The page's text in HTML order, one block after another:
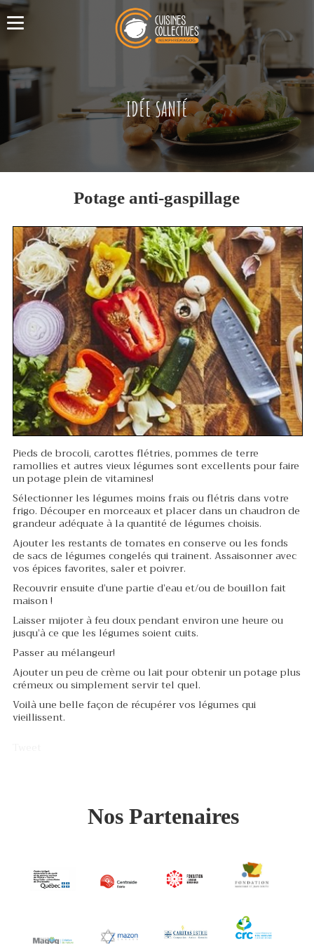
IDÉE SANTÉ
Potage anti-gaspillage
Pieds de brocoli, carottes flétries, pommes de terre
ramollies et autres vieux légumes sont excellents pour faire
un potage plein de vitamines!
Sélectionner les légumes moins frais ou flétris dans votre
frigo. Découper en morceaux et placer dans un chaudron de
grandeur adéquate à la quantité de légumes choisis.
Ajouter les restants de tomates en conserve ou les fonds
de sacs de légumes congelés qui trainent. Assaisonner avec
vos épices favorites, saler et poivrer.
Recouvrir ensuite d’une partie d’eau et/ou de bouillon fait
maison !
Laisser mijoter à feu doux pendant environ une heure ou
jusqu’à ce que les légumes soient cuits.
Passer au mélangeur!
Ajouter un peu de crème ou lait pour obtenir un potage plus
crémeux ou simplement servir tel quel.
Voilà une belle façon de récupérer vos légumes qui
vieillissent.
Nos Partenaires